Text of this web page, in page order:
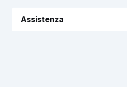
Assistenza